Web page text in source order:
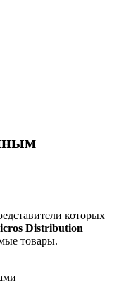
которых
Distribution
товары.